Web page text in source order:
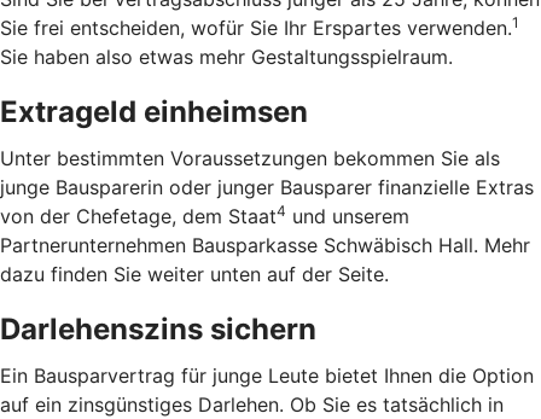
Sie frei entscheiden, wofür Sie Ihr Erspartes verwenden.1
Sie haben also etwas mehr Gestaltungsspielraum.
Extrageld einheimsen
Unter bestimmten Voraussetzungen bekommen Sie als
junge Bausparerin oder junger Bausparer finanzielle Extras
von der Chefetage, dem Staat4 und unserem
Partnerunternehmen Bausparkasse Schwäbisch Hall. Mehr
dazu finden Sie weiter unten auf der Seite.
Darlehenszins sichern
Ein Bausparvertrag für junge Leute bietet Ihnen die Option
auf ein zinsgünstiges Darlehen. Ob Sie es tatsächlich in